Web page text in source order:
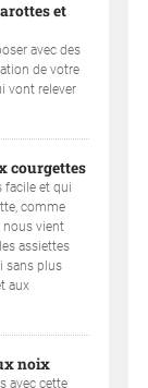
et
avec des
de votre
vont relever
courgettes
facile et qui
comme
nous vient
assiettes
sans plus
aux
noix
avec cette